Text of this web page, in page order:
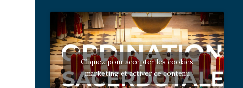
Cliquez pour accepter les cookies
marketing et activer ce contenu